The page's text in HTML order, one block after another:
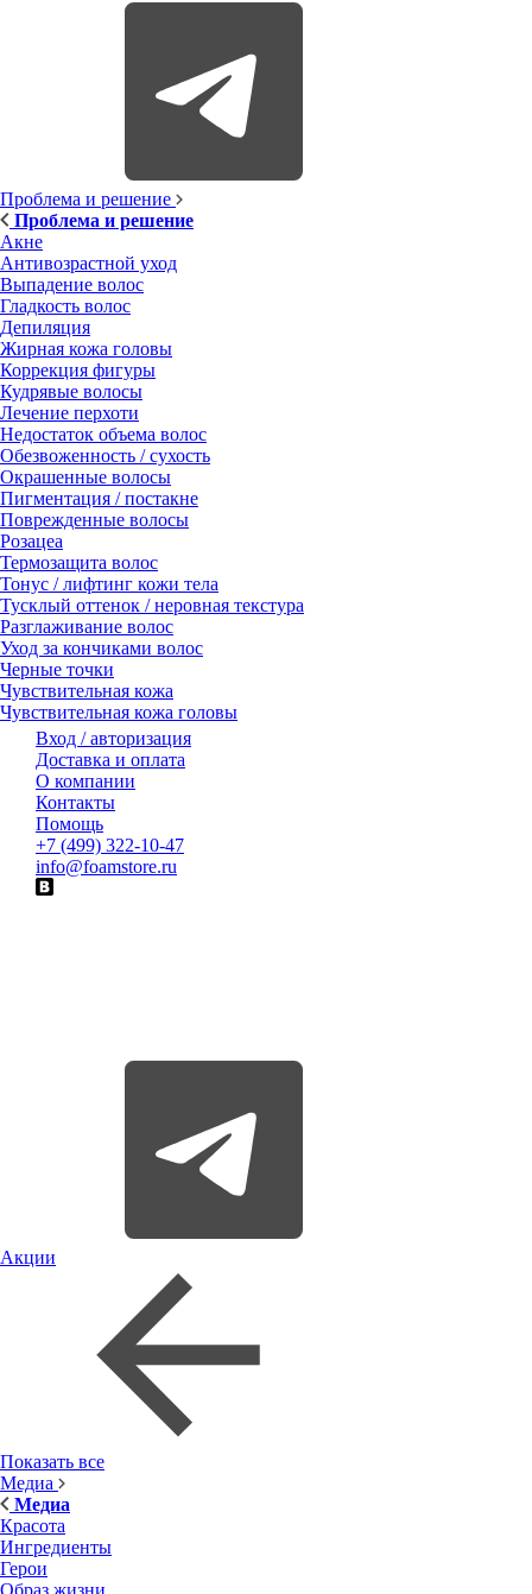
Проблема и решение
Проблема и решение
Акне
Антивозрастной уход
Выпадение волос
Гладкость волос
Депиляция
Жирная кожа головы
Коррекция фигуры
Кудрявые волосы
Лечение перхоти
Недостаток объема волос
Обезвоженность / сухость
Окрашенные волосы
Пигментация / постакне
Поврежденные волосы
Розацеа
Термозащита волос
Тонус / лифтинг кожи тела
Тусклый оттенок / неровная текстура
Разглаживание волос
Уход за кончиками волос
Черные точки
Чувствительная кожа
Чувствительная кожа головы
Вход / авторизация
Доставка и оплата
О компании
Контакты
Помощь
+7 (499) 322-10-47
info@foamstore.ru
Акции
Показать все
Медиа
Медиа
Красота
Ингредиенты
Герои
Образ жизни